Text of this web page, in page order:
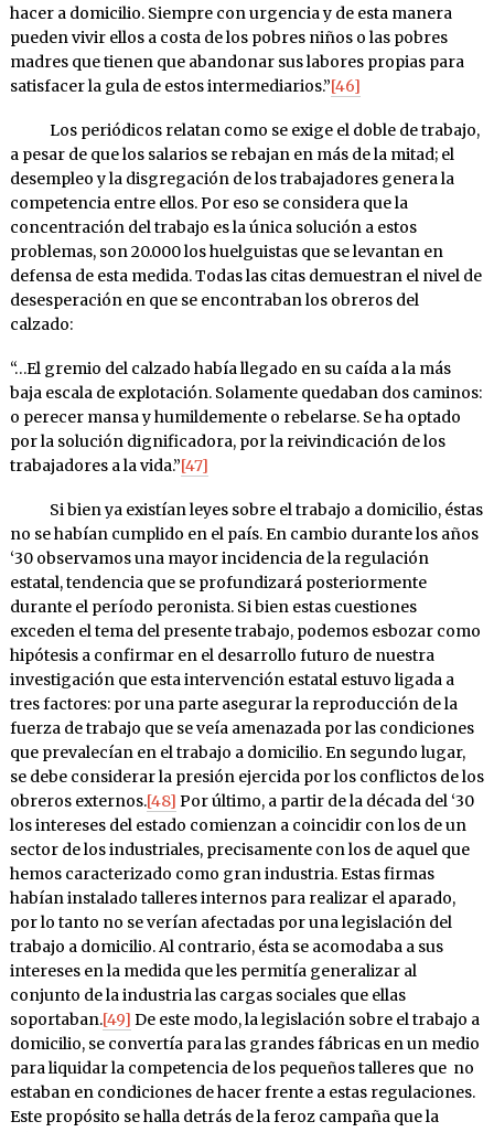
hacer a domicilio. Siempre con urgencia y de esta manera
pueden vivir ellos a costa de los pobres niños o las pobres
madres que tienen que abandonar sus labores propias para
satisfacer la gula de estos intermediarios.”[46]
Los periódicos relatan como se exige el doble de trabajo,
a pesar de que los salarios se rebajan en más de la mitad; el
desempleo y la disgregación de los trabajadores genera la
competencia entre ellos. Por eso se considera que la
concentración del trabajo es la única solución a estos
problemas, son 20.000 los huelguistas que se levantan en
defensa de esta medida. Todas las citas demuestran el nivel de
desesperación en que se encontraban los obreros del
calzado:
“…El gremio del calzado había llegado en su caída a la más
baja escala de explotación. Solamente quedaban dos caminos:
o perecer mansa y humildemente o rebelarse. Se ha optado
por la solución dignificadora, por la reivindicación de los
trabajadores a la vida.”[47]
Si bien ya existían leyes sobre el trabajo a domicilio, éstas
no se habían cumplido en el país. En cambio durante los años
‘30 observamos una mayor incidencia de la regulación
estatal, tendencia que se profundizará posteriormente
durante el período peronista. Si bien estas cuestiones
exceden el tema del presente trabajo, podemos esbozar como
hipótesis a confirmar en el desarrollo futuro de nuestra
investigación que esta intervención estatal estuvo ligada a
tres factores: por una parte asegurar la reproducción de la
fuerza de trabajo que se veía amenazada por las condiciones
que prevalecían en el trabajo a domicilio. En segundo lugar,
se debe considerar la presión ejercida por los conflictos de los
obreros externos.[48] Por último, a partir de la década del ‘30
los intereses del estado comienzan a coincidir con los de un
sector de los industriales, precisamente con los de aquel que
hemos caracterizado como gran industria. Estas firmas
habían instalado talleres internos para realizar el aparado,
por lo tanto no se verían afectadas por una legislación del
trabajo a domicilio. Al contrario, ésta se acomodaba a sus
intereses en la medida que les permitía generalizar al
conjunto de la industria las cargas sociales que ellas
soportaban.[49] De este modo, la legislación sobre el trabajo a
domicilio, se convertía para las grandes fábricas en un medio
para liquidar la competencia de los pequeños talleres que no
estaban en condiciones de hacer frente a estas regulaciones.
Este propósito se halla detrás de la feroz campaña que la